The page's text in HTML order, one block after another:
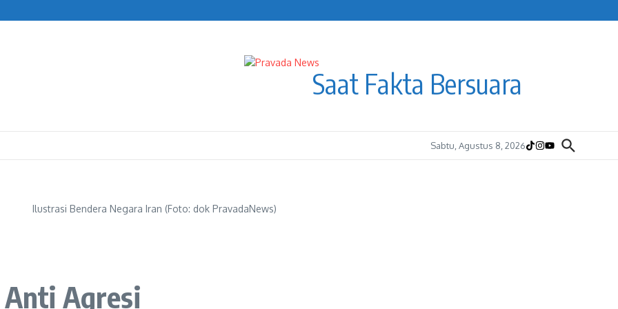
Saat Fakta Bersuara
Sabtu, Agustus 8, 2026
Ilustrasi Bendera Negara Iran (Foto: dok PravadaNews)
Anti Agresi